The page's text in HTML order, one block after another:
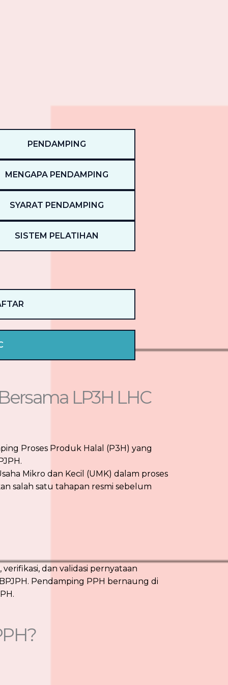
PENDAMPING
MENGAPA PENDAMPING
SYARAT PENDAMPING
SISTEM PELATIHAN
LP3H LHC
Proses Produk Halal (P3H) yang
Mikro dan Kecil (UMK) dalam proses
salah satu tahapan resmi sebelum
dan validasi pernyataan
Pendamping PPH bernaung di